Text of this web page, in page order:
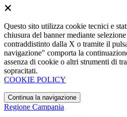
Questo sito utilizza cookie tecnici e
chiusura del banner mediante
contraddistinto dalla X o tramite il
navigazione" comporta la
assenza di cookie o altri strumenti di
sopracitati.
COOKIE POLICY
Continua la navigazione
Regione Campania